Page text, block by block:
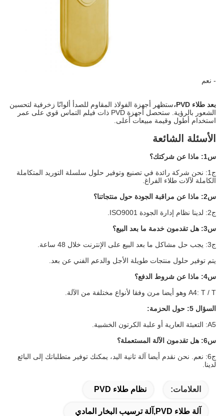
- نعم
بعد طلاء PVD،
ستظهر أجهزة الفولاذ المقاوم للصدأ ألوانًا زخرفية لتحسين
الشعور بالرؤية. ستحصل أجهزة PVD ذات فيلم التماس قوي على عمر
استخدام أطول وقيمة مبيعات أعلى.
الأسئلة الشائعة
س1: ماذا عن شركتك؟
ج1: نحن شركة رائدة في تصنيع وتوفير حلول سلسلة التوريد المتكاملة
الكاملة لآلات طلاء الفراغ.
س2: ماذا عن مراقبة الجودة حول منتجاتنا؟
ج2: لدينا نظام إدارة الجودة ISO9001.
س3: هل تقدمون خدمة ما بعد البيع؟
ج3: يجب حل مشاكل ما بعد البيع على الإنترنت خلال 48 ساعة.
يتم توفير حلول منتجات طويلة الأجل والدعم الفني عن بعد.
س4: ماذا عن شروط الدفع؟
A4: T / T وهو أيضا مرن وفقا لأنواع مختلفة من الآلة.
السؤال 5: حول الحزمة:
A5: التعبئة العارية أو علبة الكرتون الخشبية.
س6: هل تقدمون الآلة المستعملة؟
ج6: نعم. نحن نقدم أيضا آلة ثانية اليد، يمكنك توفير متطلباتك إلى البائع
لدينا.
العلامات: نظام طلاء PVD
آلة طلاء PVD,آلة ترسيب البخار المادي